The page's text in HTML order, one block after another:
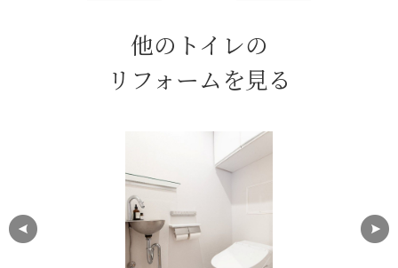
他のトイレの
リフォームを見る